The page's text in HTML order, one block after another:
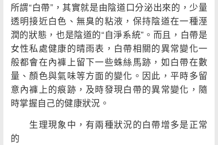
綜合
疾病
所謂“白帶”，其實就是由陰道口分泌出來的，少量
透明接近白色、無臭的粘液，保持陰道在一種溼
潤的狀態，也是陰道的“自淨系統”。而且，白帶是
女性私處健康的晴雨表，白帶相關的異常變化一
般都會在內褲上留下一些蛛絲馬跡，如白帶在數
量、顏色與氣味等方面的變化。因此，平時多留
意內褲上的痕跡，及時發現白帶的異常變化，隨
時掌握自己的健康狀況。
生理現象中，有兩種狀況的白帶增多是正常
的